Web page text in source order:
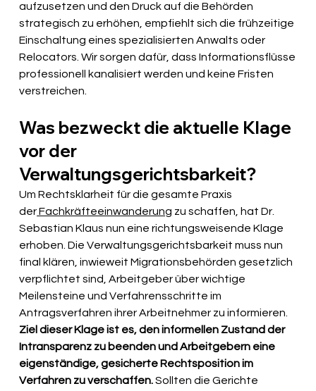
aufzusetzen und den Druck auf die Behörden
strategisch zu erhöhen, empfiehlt sich die frühzeitige
Einschaltung eines spezialisierten Anwalts oder
Relocators. Wir sorgen dafür, dass Informationsflüsse
professionell kanalisiert werden und keine Fristen
verstreichen.
Was bezweckt die aktuelle Klage
vor der
Verwaltungsgerichtsbarkeit?
Um Rechtsklarheit für die gesamte Praxis
der Fachkräfteeinwanderung zu schaffen, hat Dr.
Sebastian Klaus nun eine richtungsweisende Klage
erhoben. Die Verwaltungsgerichtsbarkeit muss nun
final klären, inwieweit Migrationsbehörden gesetzlich
verpflichtet sind, Arbeitgeber über wichtige
Meilensteine und Verfahrensschritte im
Antragsverfahren ihrer Arbeitnehmer zu informieren.
Ziel dieser Klage ist es, den informellen Zustand der
Intransparenz zu beenden und Arbeitgebern eine
eigenständige, gesicherte Rechtsposition im
Verfahren zu verschaffen. Sollten die Gerichte